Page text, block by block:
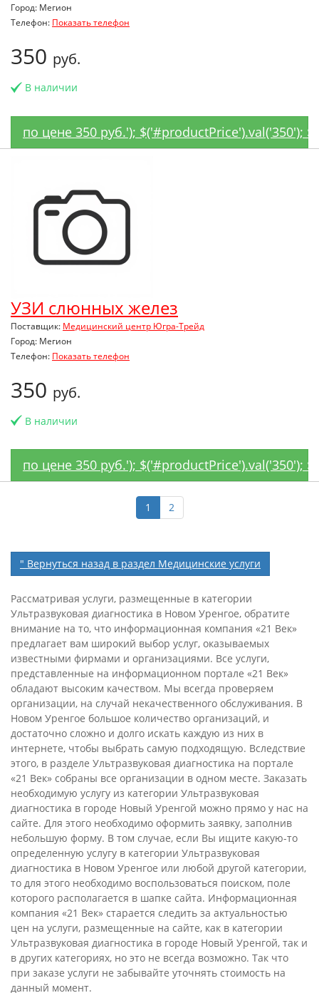
Город: Мегион
Телефон: Показать телефон
350 руб.
В наличии
по цене 350 руб.'); $('#productPrice').val('350');
УЗИ слюнных желез
Поставщик: Медицинский центр Югра-Трейд
Город: Мегион
Телефон: Показать телефон
350 руб.
В наличии
по цене 350 руб.'); $('#productPrice').val('350');
1 2
" Вернуться назад в раздел Медицинские услуги
Рассматривая услуги, размещенные в категории
Ультразвуковая диагностика в Новом Уренгое, обратите
внимание на то, что информационная компания «21 Век»
предлагает вам широкий выбор услуг, оказываемых
известными фирмами и организациями. Все услуги,
представленные на информационном портале «21 Век»
обладают высоким качеством. Мы всегда проверяем
организации, на случай некачественного обслуживания. В
Новом Уренгое большое количество организаций, и
достаточно сложно и долго искать каждую из них в
интернете, чтобы выбрать самую подходящую. Вследствие
этого, в разделе Ультразвуковая диагностика на портале
«21 Век» собраны все организации в одном месте. Заказать
необходимую услугу из категории Ультразвуковая
диагностика в городе Новый Уренгой можно прямо у нас на
сайте. Для этого необходимо оформить заявку, заполнив
небольшую форму. В том случае, если Вы ищите какую-то
определенную услугу в категории Ультразвуковая
диагностика в Новом Уренгое или любой другой категории,
то для этого необходимо воспользоваться поиском, поле
которого располагается в шапке сайта. Информационная
компания «21 Век» старается следить за актуальностью
цен на услуги, размещенные на сайте, как в категории
Ультразвуковая диагностика в городе Новый Уренгой, так и
в других категориях, но это не всегда возможно. Так что
при заказе услуги не забывайте уточнять стоимость на
данный момент.